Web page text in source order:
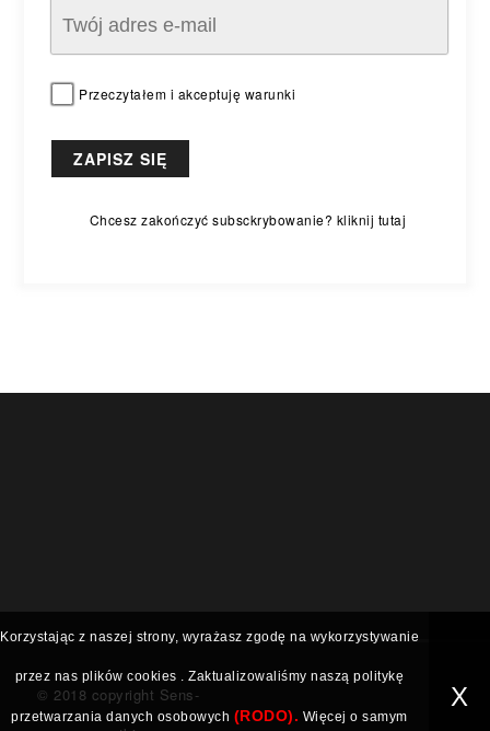
Przeczytałem i akceptuję warunki
Chcesz zakończyć subsckrybowanie? kliknij tutaj
© 2018 copyright Sens-
Korzystając z naszej strony, wyrażasz zgodę na wykorzystywanie
przez nas plikówcookies . Zaktualizowaliśmy naszą politykę
przetwarzania danych osobowych (RODO). Więcej o samym
X